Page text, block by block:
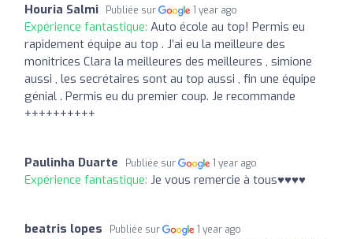
Houria Salmi Publiée sur 1 year ago
Expérience fantastique: Auto école au top! Permis eu
rapidement équipe au top . J’ai eu la meilleure des
monitrices Clara la meilleures des meilleures , simione
aussi , les secrétaires sont au top aussi , fin une équipe
génial . Permis eu du premier coup. Je recommande
++++++++++
Paulinha Duarte Publiée sur 1 year ago
Expérience fantastique: Je vous remercie à tous♥️♥️♥️♥️
beatris lopes Publiée sur 1 year ago